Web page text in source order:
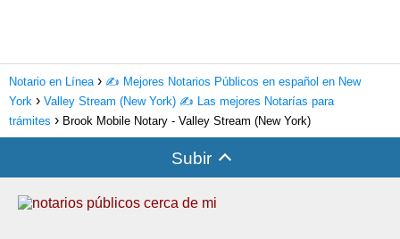
Notario en Línea
✍️ Mejores Notarios Públicos en español en New
York
Valley Stream (New York) ✍️ Las mejores Notarías para
trámites
Brook Mobile Notary - Valley Stream (New York)
Subir